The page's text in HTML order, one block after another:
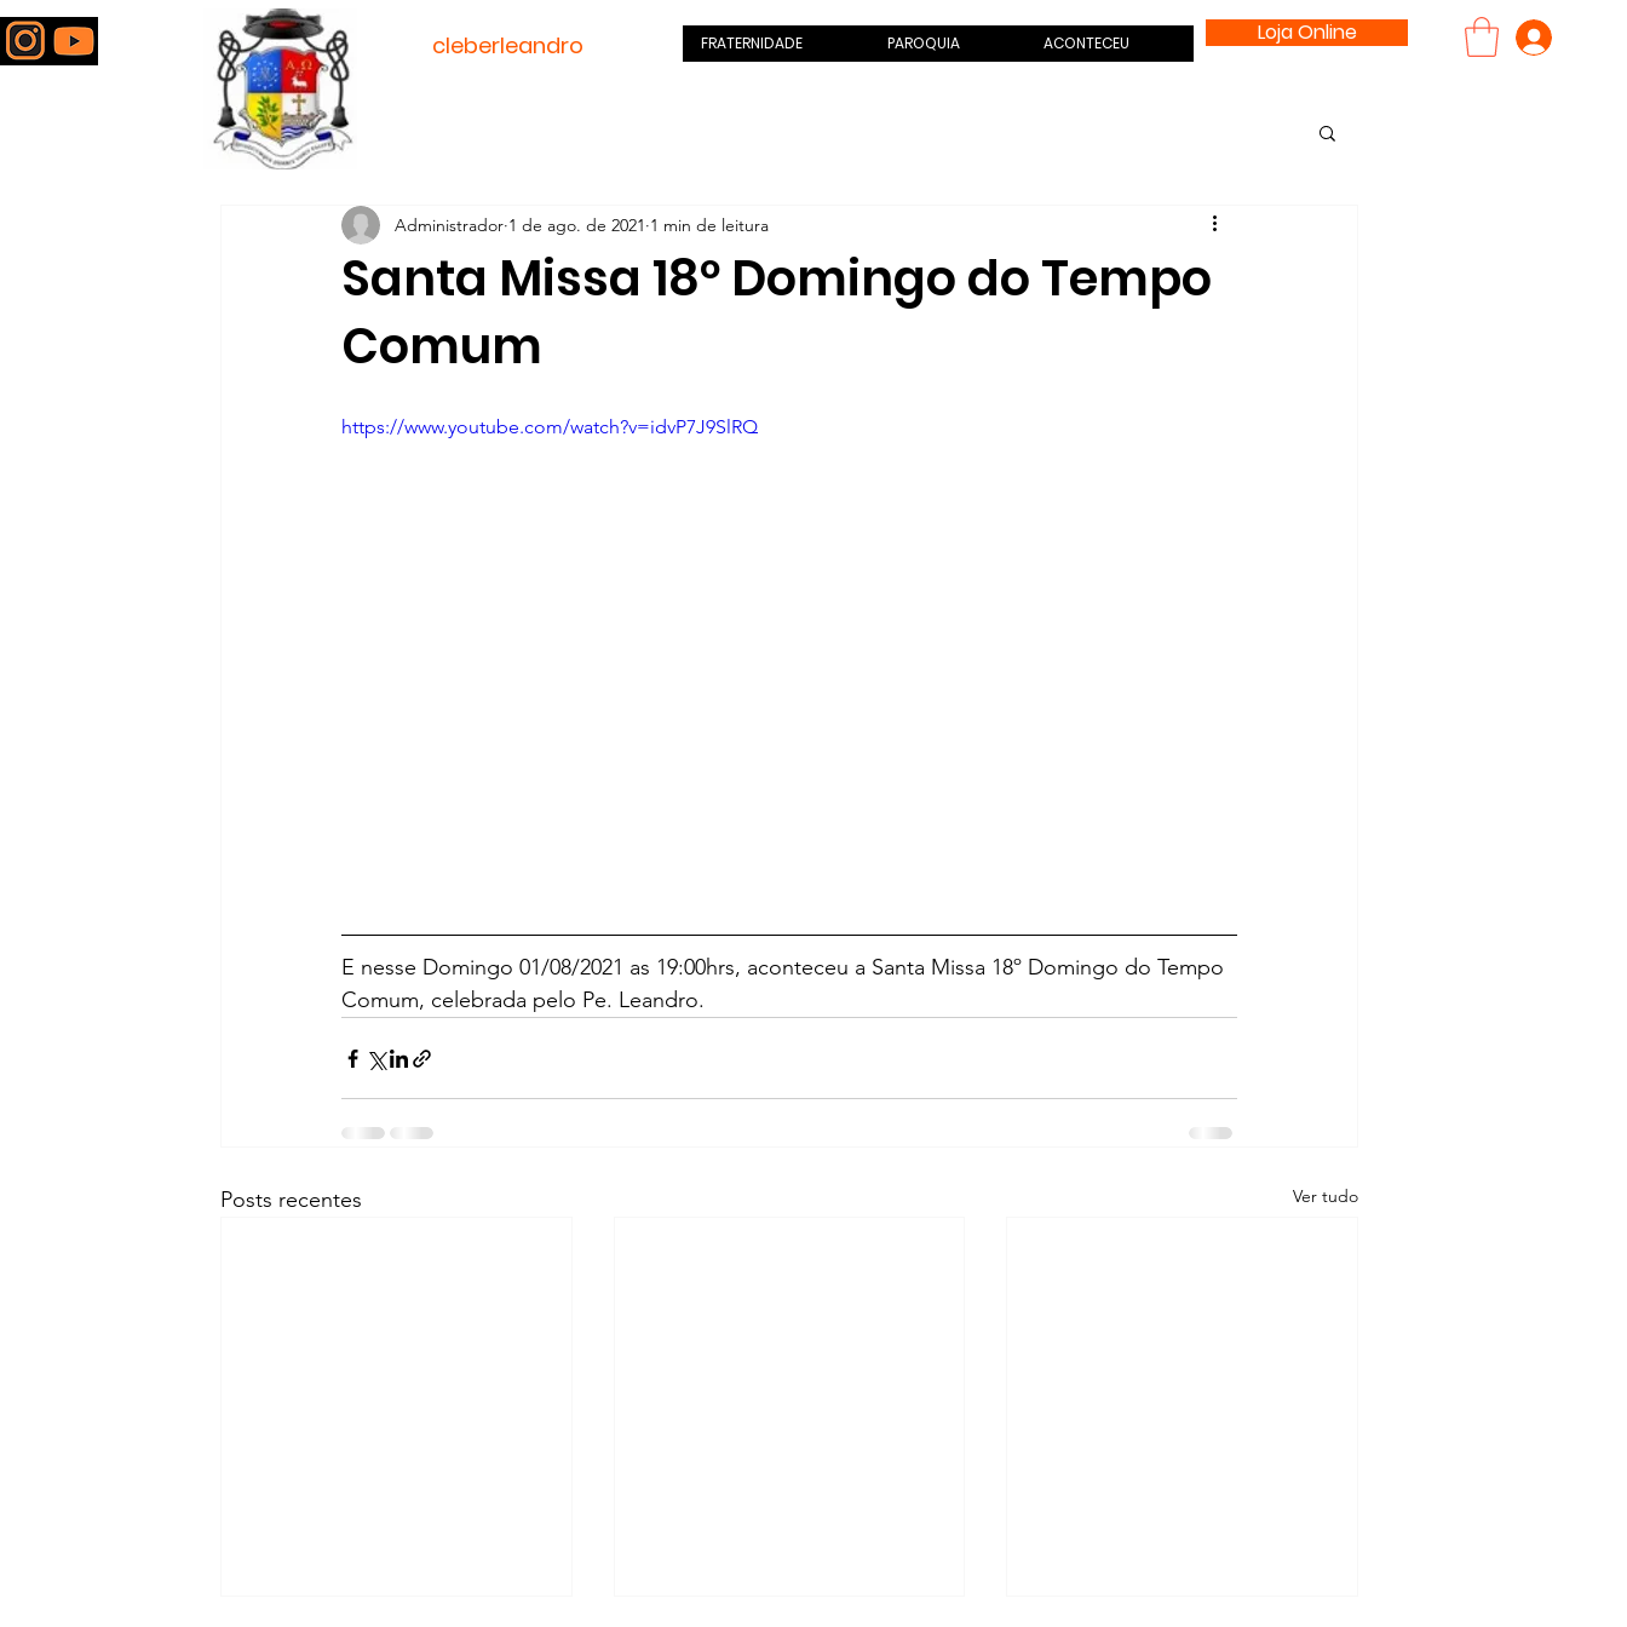
cleberleandro FRATERNIDADE PAROQUIA ACONTECEU Loja Online
Todos posts
Santa Missa 18º Domingo do Tempo
Comum
Administrador 1 de ago. de 2021 1 min de leitura
https://www.youtube.com/watch?v=idvP7J9SlRQ
E nesse Domingo 01/08/2021 as 19:00hrs, aconteceu a Santa Missa 18º Domingo do Tempo
Comum, celebrada pelo Pe. Leandro.
Posts recentes Ver tudo